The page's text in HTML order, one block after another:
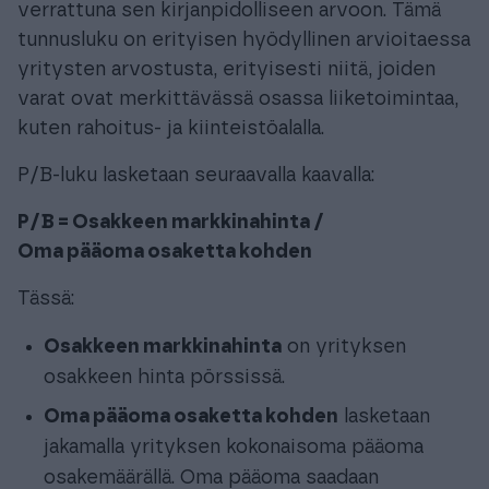
Kokeile maksutta
Kirjaudu
verrattuna sen kirjanpidolliseen arvoon. Tämä
tunnusluku on erityisen hyödyllinen arvioitaessa
yritysten arvostusta, erityisesti niitä, joiden
varat ovat merkittävässä osassa liiketoimintaa,
kuten rahoitus- ja kiinteistöalalla.
P/B-luku lasketaan seuraavalla kaavalla:
P/B = Osakkeen markkinahinta /
Oma pääoma osaketta kohden
Tässä:
Osakkeen markkinahinta on yrityksen
osakkeen hinta pörssissä.
Oma pääoma osaketta kohden lasketaan
jakamalla yrityksen kokonaisoma pääoma
osakemäärällä. Oma pääoma saadaan